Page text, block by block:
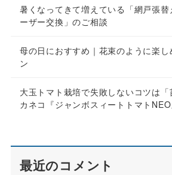
暑くなってきて増えている「網戸張替
ーザー交換」のご相談
母の日におすすめ｜花束のように楽し
ン
大玉トマト栽培で失敗しないコツは「
カネコ『ジャンボスィートトマト
最近のコメント